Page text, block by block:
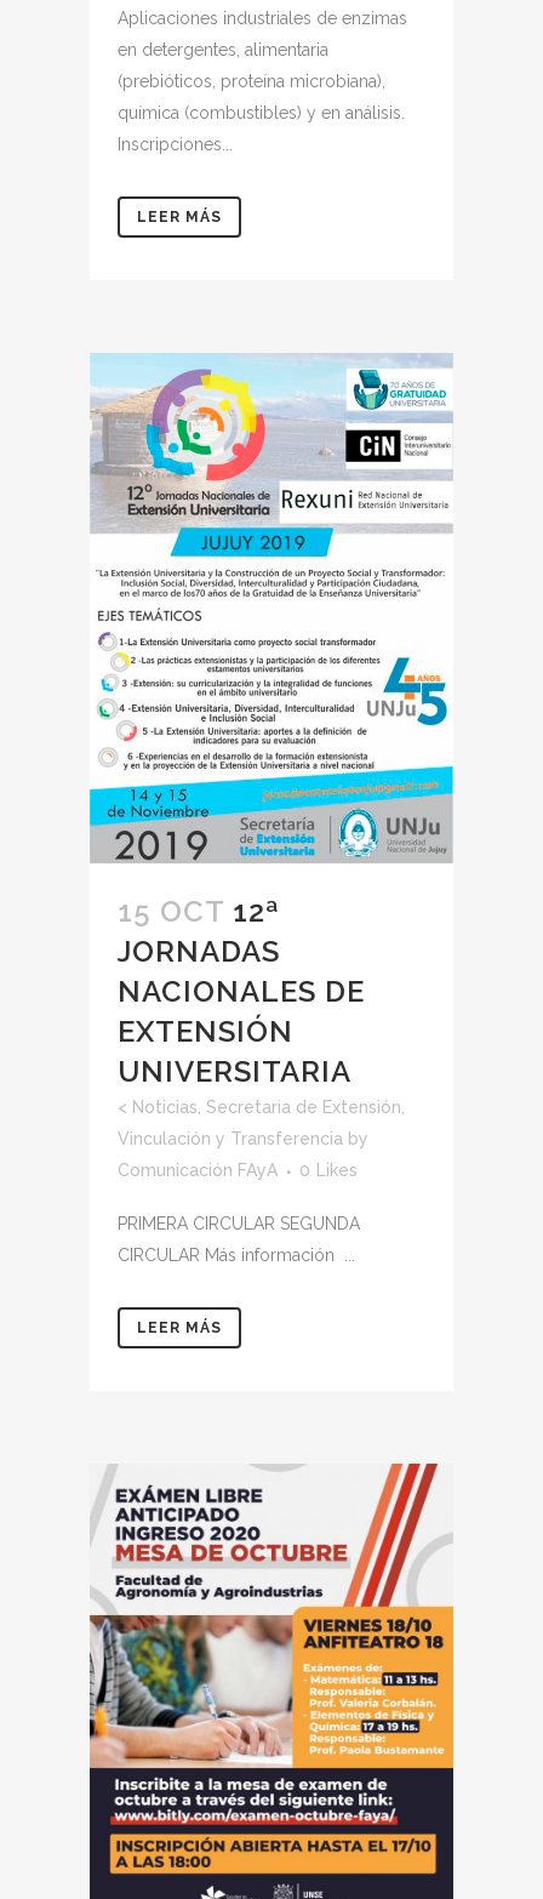
Aplicaciones industriales de enzimas
en detergentes, alimentaria
(prebióticos, proteína microbiana),
química (combustibles) y en análisis.
Inscripciones...
LEER MÁS
15 OCT 12ª
JORNADAS
NACIONALES DE
EXTENSIÓN
UNIVERSITARIA
< Noticias Secretaria de Extensión,
Vinculación y Transferencia by
Comunicación FAyA
0 Likes
PRIMERA CIRCULAR SEGUNDA
CIRCULAR Más información ...
LEER MÁS